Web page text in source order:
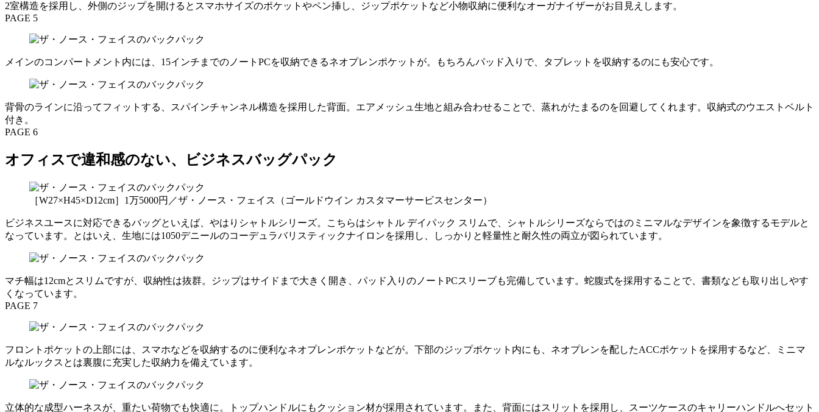
2室構造を採用し、外側のジップを開けるとスマホサイズのポケットやペン挿し、ジップポケットなど小物収納に便利なオーガナイザーがお目見えします。
PAGE 5
メインのコンパートメント内には、15インチまでのノートPCを収納できるネオプレンポケットが。もちろんパッド入りで、タブレットを収納するのにも安心です。
背骨のラインに沿ってフィットする、スパインチャンネル構造を採用した背面。エアメッシュ生地と組み合わせることで、蒸れがたまるのを回避してくれます。収納式のウエストベルト
付き。
PAGE 6
オフィスで違和感のない、ビジネスバッグパック
［W27×H45×D12cm］1万5000円／ザ・ノース・フェイス（ゴールドウイン カスタマーサービスセンター）
ビジネスユースに対応できるバッグといえば、やはりシャトルシリーズ。こちらはシャトル デイパック スリムで、シャトルシリーズならではのミニマルなデザインを象徴するモデルと
なっています。とはいえ、生地には1050デニールのコーデュラバリスティックナイロンを採用し、しっかりと軽量性と耐久性の両立が図られています。
マチ幅は12cmとスリムですが、収納性は抜群。ジップはサイドまで大きく開き、パッド入りのノートPCスリーブも完備しています。蛇腹式を採用することで、書類なども取り出しやす
くなっています。
PAGE 7
フロントポケットの上部には、スマホなどを収納するのに便利なネオプレンポケットなどが。下部のジップポケット内にも、ネオプレンを配したACCポケットを採用するなど、ミニマ
ルなルックスとは裏腹に充実した収納力を備えています。
立体的な成型ハーネスが、重たい荷物でも快適に。トップハンドルにもクッション材が採用されています。また、背面にはスリットを採用し、スーツケースのキャリーハンドルへセット